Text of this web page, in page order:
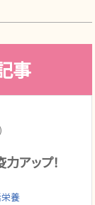
事
アップ！
養